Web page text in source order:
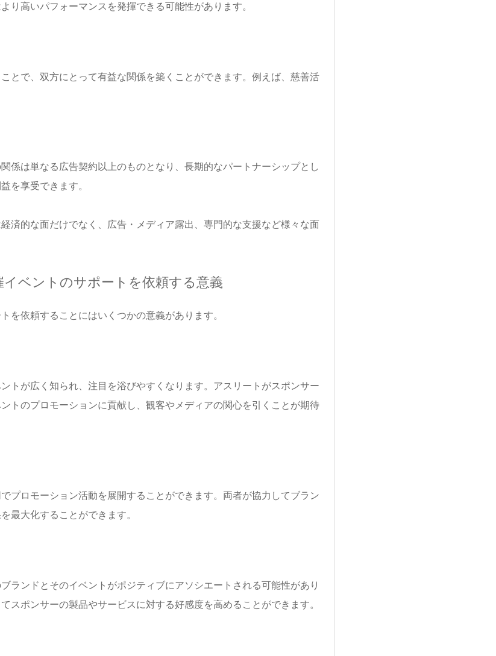
り高いパフォーマンスを発揮できる可能性があります。
とで、双方にとって有益な関係を築くことができます。例えば、慈善活
係は単なる広告契約以上のものとなり、長期的なパートナーシップとし
を享受できます。
済的な面だけでなく、広告・メディア露出、専門的な支援など様々な面
ベントのサポートを依頼する意義
を依頼することにはいくつかの意義があります。
トが広く知られ、注目を浴びやすくなります。アスリートがスポンサー
トのプロモーションに貢献し、観客やメディアの関心を引くことが期待
プロモーション活動を展開することができます。両者が協力してブラン
最大化することができます。
ランドとそのイベントがポジティブにアソシエートされる可能性があり
スポンサーの製品やサービスに対する好感度を高めることができます。